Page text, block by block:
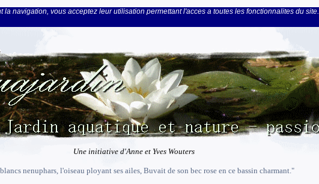
navigation, vous acceptez leur utilisation permettant l'acces a toutes les fonctionnalites du site.
Une initiative d'Anne et Yves Wouters
nenuphars, l'oiseau ployant ses ailes, Buvait de son bec rose en ce bassin charmant."